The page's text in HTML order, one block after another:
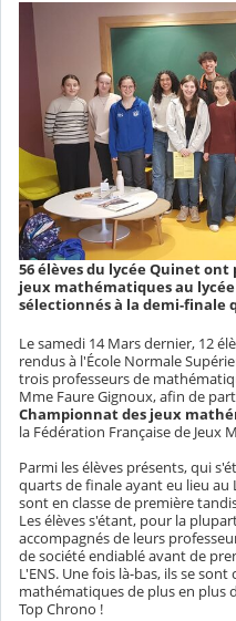
56 élèves du lycée Quinet
jeux mathématiques au
sélectionnés à la demi-finale
Le samedi 14 Mars dernier, 12
rendus à l'École Normale
trois professeurs de
Mme Faure Gignoux, afin de
Championnat des jeux
la Fédération Française de Jeux
Parmi les élèves présents, qui
quarts de finale ayant eu lieu au
sont en classe de première
Les élèves s'étant, pour la
accompagnés de leurs
de société endiablé avant de
L'ENS. Une fois là-bas, ils se
mathématiques de plus en plus
Top Chrono !